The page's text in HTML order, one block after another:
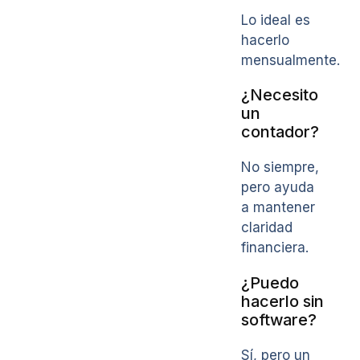
Lo ideal es
hacerlo
mensualmente.
¿Necesito
un
contador?
No siempre,
pero ayuda
a mantener
claridad
financiera.
¿Puedo
hacerlo sin
software?
Sí, pero un